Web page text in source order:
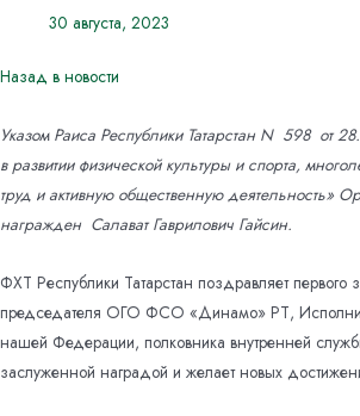
30 августа, 2023
Назад в новости
Указом Раиса Республики Татарстан N 598 от
в развитии физической культуры и спорта,
труд и активную общественную деятельность»
награжден Салават Гаврилович Гайсин.
ФХТ Республики Татарстан поздравляет первого
председателя ОГО ФСО «Динамо» РТ,
нашей Федерации, полковника внутренней
заслуженной наградой и желает новых